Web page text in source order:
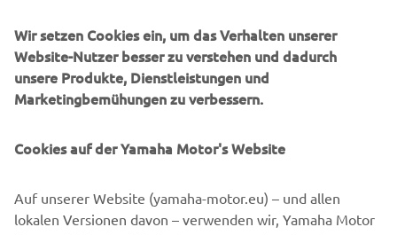
1961 P-3
The information and/or imagery on these webpages may
Wir setzen Cookies ein, um das Verhalten unserer
Website-Nutzer besser zu verstehen und dadurch
unsere Produkte, Dienstleistungen und
Marketingbemühungen zu verbessern.
Cookies auf der Yamaha Motor's Website
Auf unserer Website (yamaha-motor.eu) – und allen
lokalen Versionen davon – verwenden wir, Yamaha Motor